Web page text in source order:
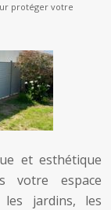
protéger votre
et esthétique
votre espace
jardins, les